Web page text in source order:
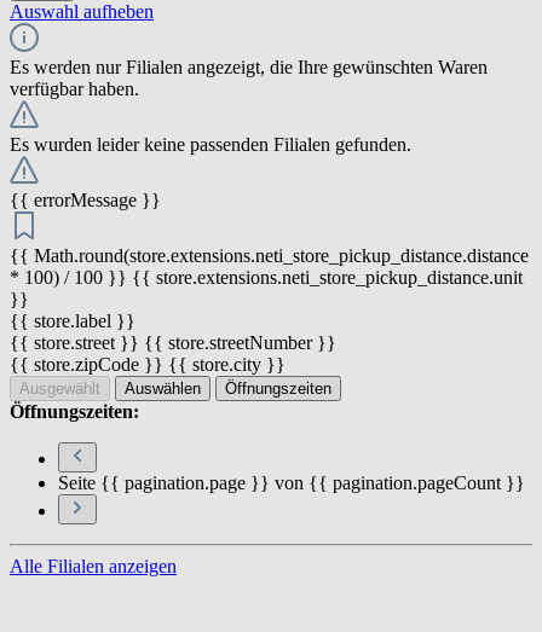
Auswahl aufheben
Es werden nur Filialen angezeigt, die Ihre gewünschten Waren
verfügbar haben.
Es wurden leider keine passenden Filialen gefunden.
{{ errorMessage }}
{{ Math.round(store.extensions.neti_store_pickup_distance.distance
* 100) / 100 }} {{ store.extensions.neti_store_pickup_distance.unit
}}
{{ store.label }}
{{ store.street }} {{ store.streetNumber }}
{{ store.zipCode }} {{ store.city }}
Ausgewählt Auswählen Öffnungszeiten
Öffnungszeiten:
Seite {{ pagination.page }} von {{ pagination.pageCount }}
Alle Filialen anzeigen